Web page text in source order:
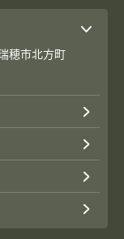
穂市北方町